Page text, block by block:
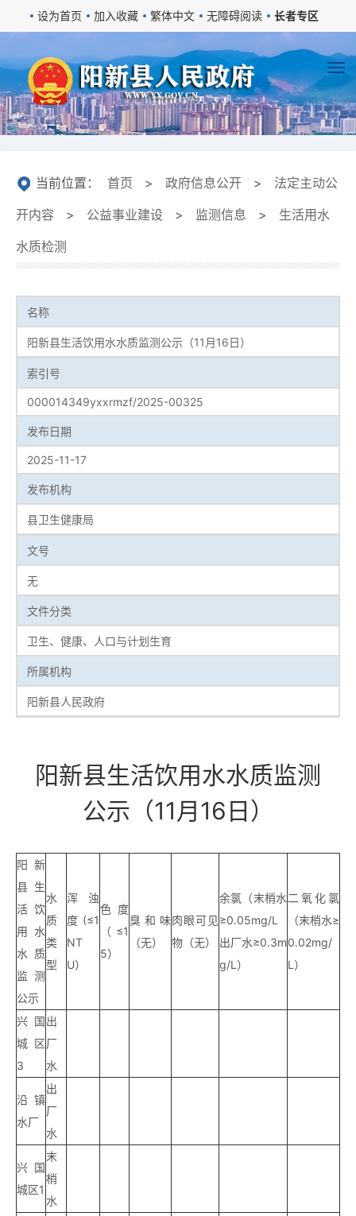
设为首页 加入收藏 繁体中文 无障碍阅读 长者专区
当前位置： 首页 > 政府信息公开 >
法定主动公
开内容
> 公益事业建设 > 监测信息 >
生活用水
水质检测
名称
阳新县生活饮用水水质监测公示（11月16日）
索引号
000014349yxxrmzf/2025-00325
发布日期
2025-11-17
发布机构
县卫生健康局
文号
无
文件分类
卫生、健康、人口与计划生育
所属机构
阳新县人民政府
阳新县生活饮用水水质监测
公示（11月16日）
阳新
县生
活饮
用水
水质
监测
公示
水
质
类
型
浑浊
度(≤1
NT
U）
色度
（≤1
5）
臭和味
（无）
肉眼可见
物（无）
余氯（末梢水
≥0.05mg/L
出厂水≥0.3m
g/L）
二氧化氯
（末梢水≥
0.02mg/
L）
兴国
城区
3
出
厂
水
沿镇
水厂
出
厂
水
兴国
城区1
末
梢
水